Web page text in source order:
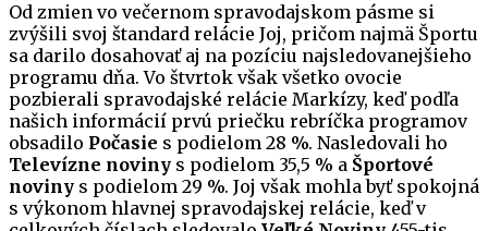
Od zmien vo večernom spravodajskom pásme si
zvýšili svoj štandard relácie Joj, pričom najmä Športu
sa darilo dosahovať aj na pozíciu najsledovanejšieho
programu dňa. Vo štvrtok však všetko ovocie
pozbierali spravodajské relácie Markízy, keď podľa
našich informácií prvú priečku rebríčka programov
obsadilo Počasie s podielom 28 %. Nasledovali ho
Televízne noviny s podielom 35,5 % a Športové
noviny s podielom 29 %. Joj však mohla byť spokojná
s výkonom hlavnej spravodajskej relácie, keď v